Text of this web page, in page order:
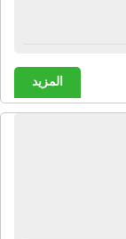
المزيد